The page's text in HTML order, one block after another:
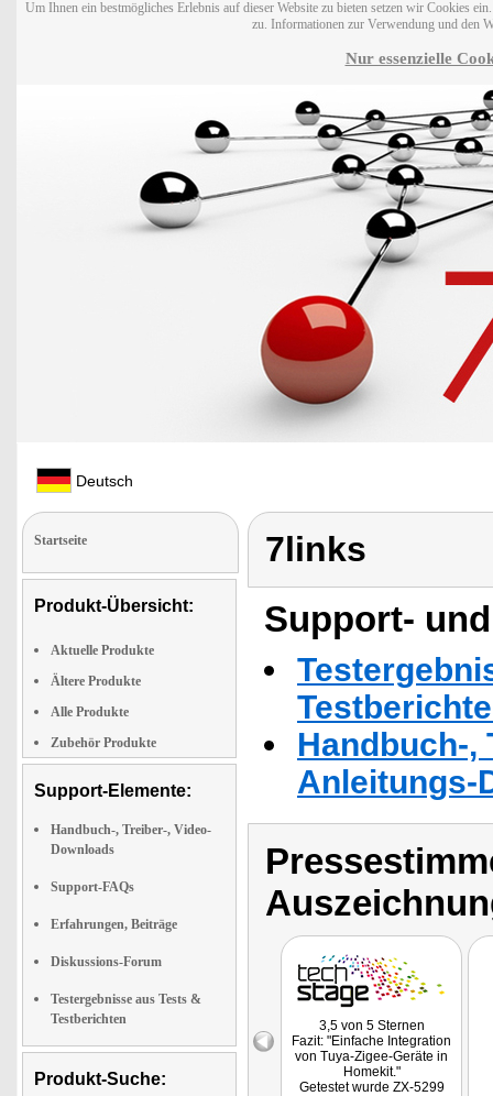
Um Ihnen ein bestmögliches Erlebnis auf dieser Website zu bieten setzen wir Cookies
zu. Informationen zur Verwendung und den
Nur essenzielle
Deutsch
Startseite
Produkt-Übersicht:
Aktuelle Produkte
Ältere Produkte
Alle Produkte
Zubehör Produkte
Support-Elemente:
Handbuch-, Treiber-, Video-
Downloads
Support-FAQs
Erfahrungen, Beiträge
Diskussions-Forum
Testergebnisse aus Tests &
Testberichten
Produkt-Suche:
7links
Support-
Handbuch-,
Anleitungs-
3,5 von 5 Sternen
Fazit: "Einfache Integration
von Tuya-Zigee-Geräte in
Homekit."
Getestet wurde ZX-5299